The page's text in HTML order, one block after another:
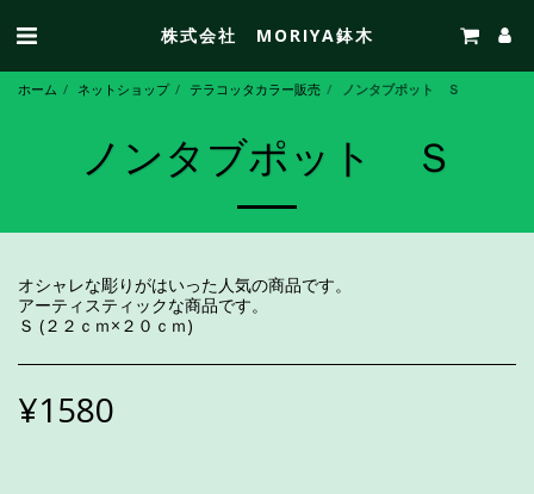
株式会社 MORIYA鉢木
ホーム ネットショップ テラコッタカラー販売 ノンタブポット Ｓ
ノンタブポット Ｓ
オシャレな彫りがはいった人気の商品です。
アーティスティックな商品です。
Ｓ (２２ｃｍ×２０ｃｍ)
¥1580